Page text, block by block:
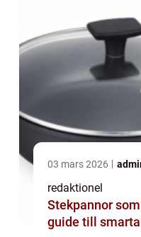
03 mars 2026
redaktionel
Stekpannor som
guide till